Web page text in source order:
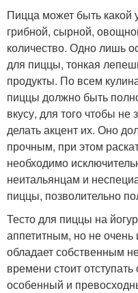
Пицца может быть какой
грибной, сырной,
количество. Одно лишь
для пиццы, тонкая
продукты. По всем
пиццы должно быть
вкусу, для того чтобы
делать акцент их. Оно
прочным, при этом
необходимо
неитальянцам и
пиццы, позволительно
Тесто для пиццы на
аппетитным, но не очень
обладает собственным
времени стоит
особенный и